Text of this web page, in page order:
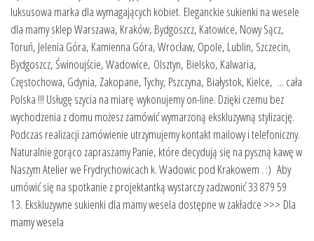
luksusowa marka dla wymagających kobiet. Eleganckie sukienki na wesele
dla mamy sklep Warszawa, Kraków, Bydgoszcz, Katowice, Nowy Sącz,
Toruń, Jelenia Góra, Kamienna Góra, Wrocław, Opole, Lublin, Szczecin,
Bydgoszcz, Świnoujście, Wadowice, Olsztyn, Bielsko, Kalwaria,
Częstochowa, Gdynia, Zakopane, Tychy, Pszczyna, Białystok, Kielce, ... cała
Polska !!! Usługę szycia na miarę wykonujemy on-line. Dzięki czemu bez
wychodzenia z domu możesz zamówić wymarzoną ekskluzywną stylizację.
Podczas realizacji zamówienie utrzymujemy kontakt mailowy i telefoniczny.
Naturalnie gorąco zapraszamy Panie, które decydują się na pyszną kawę w
Naszym Atelier we Frydrychowicach k. Wadowic pod Krakowem . :) Aby
umówić się na spotkanie z projektantką wystarczy zadzwonić 33 879 59
13. Ekskluzywne sukienki dla mamy wesela dostępne w zakładce >>> Dla
mamy wesela